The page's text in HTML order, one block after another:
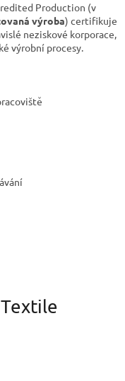
Production (v
výroba) certifikuje
neziskové korporace,
výrobní procesy.